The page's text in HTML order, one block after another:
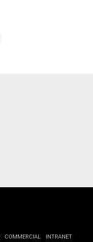
COMMERCIAL
INTRANET